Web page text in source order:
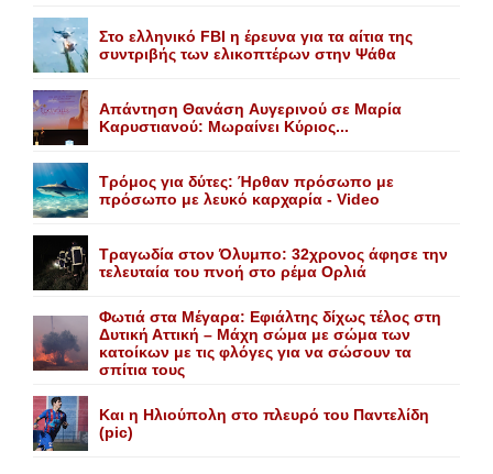
Στο ελληνικό FBI η έρευνα για τα αίτια της
συντριβής των ελικοπτέρων στην Ψάθα
Aπάντηση Θανάση Aυγερινού σε Mαρία
Kαρυστιανού: Mωραίνει Kύριος...
Τρόμος για δύτες: Ήρθαν πρόσωπο με
πρόσωπο με λευκό καρχαρία - Video
Τραγωδία στον Όλυμπο: 32χρονος άφησε την
τελευταία του πνοή στο ρέμα Ορλιά
Φωτιά στα Μέγαρα: Εφιάλτης δίχως τέλος στη
Δυτική Αττική – Μάχη σώμα με σώμα των
κατοίκων με τις φλόγες για να σώσουν τα
σπίτια τους
Και η Ηλιούπολη στο πλευρό του Παντελίδη
(pic)